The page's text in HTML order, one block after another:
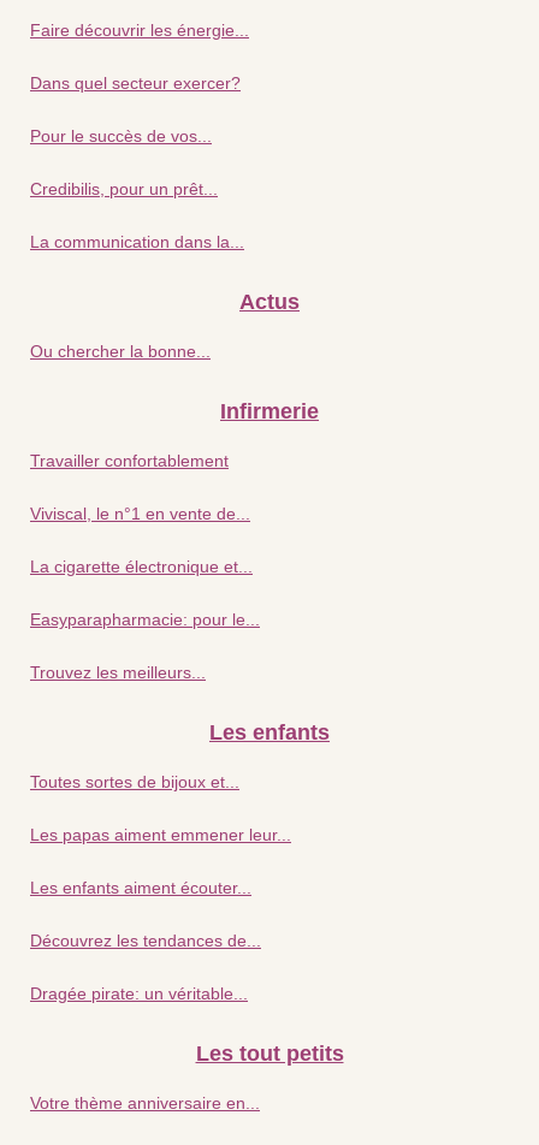
Faire découvrir les énergie...
Dans quel secteur exercer?
Pour le succès de vos...
Credibilis, pour un prêt...
La communication dans la...
Actus
Ou chercher la bonne...
Infirmerie
Travailler confortablement
Viviscal, le n°1 en vente de...
La cigarette électronique et...
Easyparapharmacie: pour le...
Trouvez les meilleurs...
Les enfants
Toutes sortes de bijoux et...
Les papas aiment emmener leur...
Les enfants aiment écouter...
Découvrez les tendances de...
Dragée pirate: un véritable...
Les tout petits
Votre thème anniversaire en...